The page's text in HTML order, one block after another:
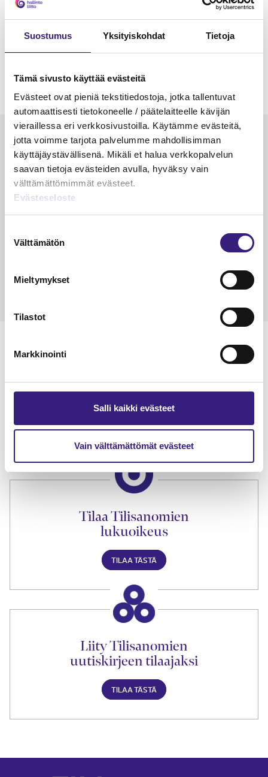
Suostumus Yksityiskohdat Tietoja
Tämä sivusto käyttää evästeitä
Evästeet ovat pieniä tekstitiedostoja, jotka tallentuvat
automaattisesti tietokoneelle / päätelaitteelle kävijän
vieraillessa eri verkkosivustoilla. Käytämme evästeitä,
jotta voimme tarjota palvelumme mahdollisimman
käyttäjäystävällisenä. Mikäli et halua verkkopalvelun
saavan tietoja evästeiden avulla, hyväksy vain
välttämättömimmät evästeet.
Evästeseloste
valinta
Välttämätön
Mieltymykset
Tilastot
Markkinointi
Salli kaikki evästeet
Vain välttämättömät evästeet
Luetuimmat
VEROTUS
Kulu­veloitukset arvon­lisä­
verotuksessa – omien kulujen
veloitus, kulujen edelleen­
Tarja
Lue Tilisanomien
näytenumero
TILAA TÄSTÄ
Tilaa Tilisanomien
lukuoikeus
TILAA TÄSTÄ
Liity Tilisanomien
uutiskirjeen tilaajaksi
TILAA TÄSTÄ